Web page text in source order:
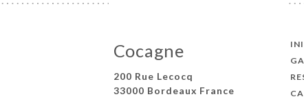
Cocagne
200 Rue Lecocq
33000 Bordeaux France